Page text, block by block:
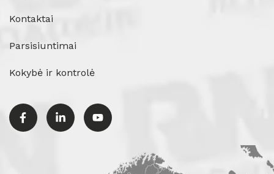
Kontaktai
Parsisiuntimai
Kokybė ir kontrolė